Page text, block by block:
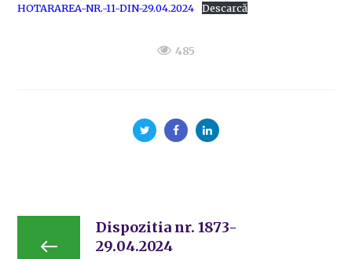
HOTARAREA-NR.-11-DIN-29.04.2024 Descarcă
485
Dispozitia nr. 1873-
29.04.2024